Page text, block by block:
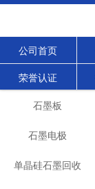
公司首页
荣誉认证
石墨板
石墨电极
单晶硅石墨回收